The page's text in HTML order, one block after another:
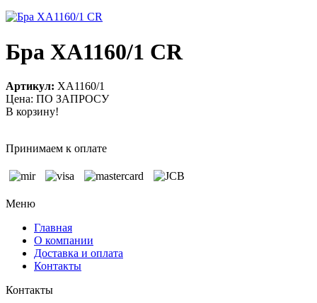
Бра ХA1160/1 CR
Артикул: ХA1160/1
Цена: ПО ЗАПРОСУ
В корзину!
Принимаем к оплате
Меню
Главная
О компании
Доставка и оплата
Контакты
Контакты